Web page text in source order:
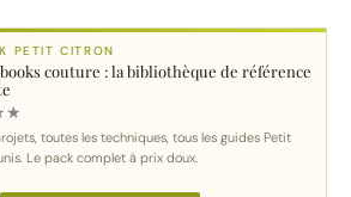
PETIT CITRON
couture : la bibliothèque de référence
★
toutes les techniques, tous les guides Petit
Le pack complet à prix doux.